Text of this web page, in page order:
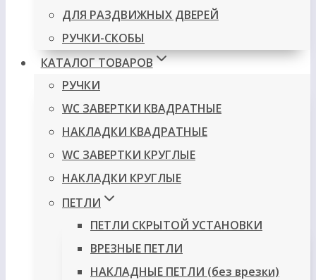
ДЛЯ РАЗДВИЖНЫХ ДВЕРЕЙ
РУЧКИ-СКОБЫ
КАТАЛОГ ТОВАРОВ
РУЧКИ
WC ЗАВЕРТКИ КВАДРАТНЫЕ
НАКЛАДКИ КВАДРАТНЫЕ
WC ЗАВЕРТКИ КРУГЛЫЕ
НАКЛАДКИ КРУГЛЫЕ
ПЕТЛИ
ПЕТЛИ СКРЫТОЙ УСТАНОВКИ
ВРЕЗНЫЕ ПЕТЛИ
НАКЛАДНЫЕ ПЕТЛИ (без врезки)